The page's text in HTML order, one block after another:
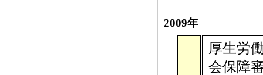
2009年
厚生労
会保障